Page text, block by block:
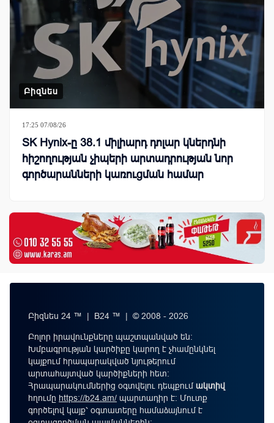
Բիզնես
17:25 07/08/26
SK Hynix-ը 38.1 միլիարդ դոլար կներդնի
հիշողության չիպերի արտադրության նոր
գործարանների կառուցման համար
Բիզնես 24 ™ | B24 ™ | © 2008 - 2026
Բոլոր իրավունքները պաշտպանված են:
Խմբագրության կարծիքը կարող է չհամընկնել
կայքում հրապարակված նյութերում
արտահայտված կարծիքների հետ:
Հրապարակումներից օգտվելու դեպքումակտիվ
հղումը https://b24.am/ պարտադիր է: Մուտք
գործելով կայք՝ օգտատերը համաձայնում է